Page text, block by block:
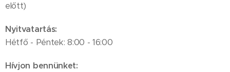
előtt)
Nyitvatartás:
Hétfő - Péntek: 8:00 - 16:00
Hívjon bennünket: